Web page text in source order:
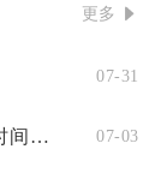
更多
07-31
蛋仔派对乐园人机模式的游戏时间是多久 07-03